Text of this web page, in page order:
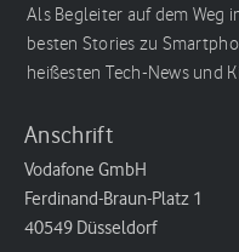
Als Begleiter auf dem Weg
besten Stories zu
heißesten Tech-News und
Anschrift
Vodafone GmbH
Ferdinand-Braun-Platz 1
40549 Düsseldorf